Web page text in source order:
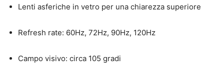
Lenti asferiche in vetro per una chiarezza superiore
Refresh rate: 60Hz, 72Hz, 90Hz, 120Hz
Campo visivo: circa 105 gradi